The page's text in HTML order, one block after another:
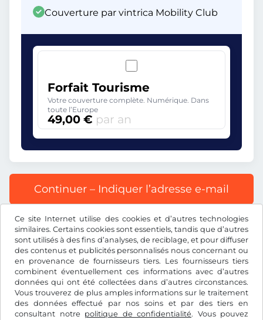
Ce site Internet utilise des cookies et d’autres technologies
similaires. Certains cookies sont essentiels, tandis que d’autres
sont utilisés à des fins d’analyses, de reciblage, et pour diffuser
des contenus et publicités personnalisés nous concernant ou
en provenance de fournisseurs tiers. Les fournisseurs tiers
combinent éventuellement ces informations avec d’autres
données qui ont été collectées dans d’autres circonstances.
Vous trouverez de plus amples informations sur le traitement
des données effectué par nos soins et par des tiers en
consultant notre politique de confidentialité. Vous pouvez
Couverture par vintrica Mobility Club
Forfait Tourisme
Votre couverture complète. Numérique. Dans
toute l’Europe
49,00 € par an
Continuer – Indiquer l’adresse e-mail
Tous les prix s’entendent TVA incluse.
€EUR